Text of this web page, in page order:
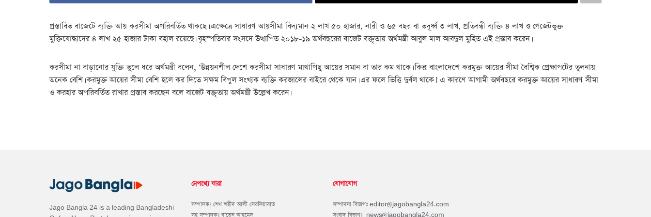
প্রস্তাবিত বাজেটে ব্যক্তি আয় করসীমা অপরিবর্তিত থাকছে। এক্ষেত্রে সাধারণ আয়সীমা বিদ্যমান ২ লাখ ৫০ হাজার, নারী ও ৬৫ বছর বা তদূর্ধ্ব ৩ লাখ, প্রতিবন্ধী ব্যক্তি ৪ লাখ ও গেজেটভুক্ত
মুক্তিযোদ্ধাদের ৪ লাখ ২৫ হাজার টাকা বহাল রয়েছে। বৃহস্পতিবার সংসদে উত্থাপিত ২০১৮-১৯ অর্থবছরের বাজেট বক্তৃতায় অর্থমন্ত্রী আবুল মাল আবদুল মুহিত এই প্রস্তাব করেন।
করসীমা না বাড়ানোর যুক্তি তুলে ধরে অর্থমন্ত্রী বলেন, ‘‍উন্নয়নশীল দেশে করসীমা সাধারণ মাথাপিছু আয়ের সমান বা তার কম থাকে। কিন্তু বাংলাদেশে করমুক্ত আয়ের সীমা বৈশ্বিক প্রেক্ষাপটের তুলনায়
অনেক বেশি। করমুক্ত আয়ের সীমা বেশি হলে কর দিতে সক্ষম বিপুল সংখ্যক ব্যক্তি করজালের বাইরে থেকে যান। এর ফলে ভিত্তি দুর্বল থাকে।’ এ কারণে আগামী অর্থবছরে করমুক্ত আয়ের সাধারণ সীমা
ও করহার অপরিবর্তিত রাখার প্রস্তাব করছেন বলে বাজেট বক্তৃতায় অর্থমন্ত্রী উল্লেখ করেন।
Jago Bangla 24 is a leading Bangladeshi
নেপথ্যে যারা
সম্পাদকঃ শেখ শহীদ আলী সেরনিয়াবাত
সহ সম্পাদকঃ বাতেন আহমেদ
যোগাযোগ
সম্পাদনা বিভাগঃ editor@jagobangla24.com
সংবাদ বিভাগঃ news@jagobangla24.com